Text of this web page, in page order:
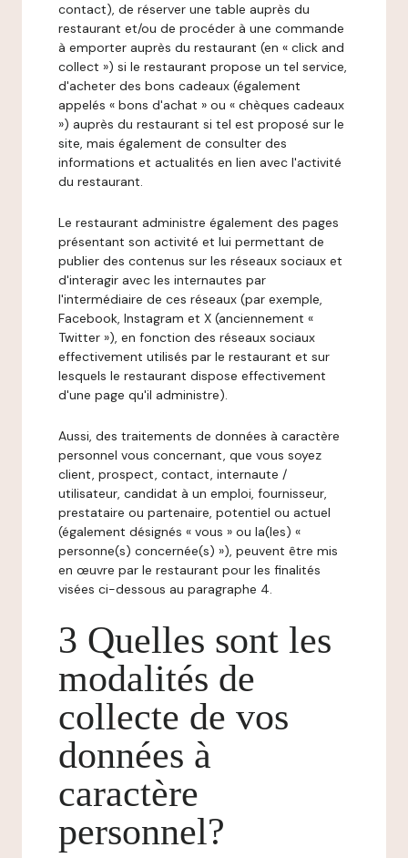
contact), de réserver une table auprès du
restaurant et/ou de procéder à une commande
à emporter auprès du restaurant (en « click and
collect ») si le restaurant propose un tel service,
d'acheter des bons cadeaux (également
appelés « bons d'achat » ou « chèques cadeaux
») auprès du restaurant si tel est proposé sur le
site, mais également de consulter des
informations et actualités en lien avec l'activité
du restaurant.
Le restaurant administre également des pages
présentant son activité et lui permettant de
publier des contenus sur les réseaux sociaux et
d'interagir avec les internautes par
l'intermédiaire de ces réseaux (par exemple,
Facebook, Instagram et X (anciennement «
Twitter »), en fonction des réseaux sociaux
effectivement utilisés par le restaurant et sur
lesquels le restaurant dispose effectivement
d'une page qu'il administre).
Aussi, des traitements de données à caractère
personnel vous concernant, que vous soyez
client, prospect, contact, internaute /
utilisateur, candidat à un emploi, fournisseur,
prestataire ou partenaire, potentiel ou actuel
(également désignés « vous » ou la(les) «
personne(s) concernée(s) »), peuvent être mis
en œuvre par le restaurant pour les finalités
visées ci-dessous au paragraphe 4.
3 Quelles sont les
modalités de
collecte de vos
données à
caractère
personnel?